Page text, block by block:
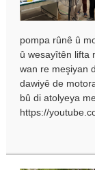
pompa rûnê û
û wesayîtên lifta
wan re meşiyan
dawiyê de
bû di atolyeya
https://